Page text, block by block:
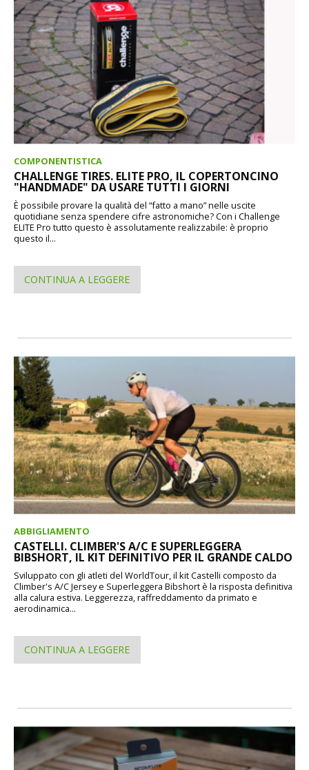
COMPONENTISTICA
CHALLENGE TIRES. ELITE PRO, IL COPERTONCINO
"HANDMADE" DA USARE TUTTI I GIORNI
È possibile provare la qualità del “fatto a mano” nelle uscite
quotidiane senza spendere cifre astronomiche? Con i Challenge
ELITE Pro tutto questo è assolutamente realizzabile: è proprio
questo il...
CONTINUA A LEGGERE
ABBIGLIAMENTO
CASTELLI. CLIMBER'S A/C E SUPERLEGGERA
BIBSHORT, IL KIT DEFINITIVO PER IL GRANDE CALDO
Sviluppato con gli atleti del WorldTour, il kit Castelli composto da
Climber's A/C Jersey e Superleggera Bibshort è la risposta definitiva
alla calura estiva. Leggerezza, raffreddamento da primato e
aerodinamica...
CONTINUA A LEGGERE